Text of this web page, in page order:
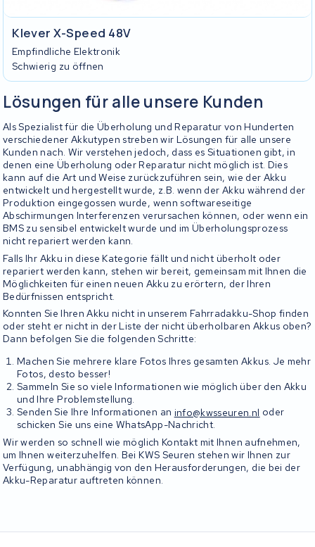
Klever X-Speed 48V
Empfindliche Elektronik
Schwierig zu öffnen
Lösungen für alle unsere Kunden
Als Spezialist für die Überholung und Reparatur von Hunderten
verschiedener Akkutypen streben wir Lösungen für alle unsere
Kunden nach. Wir verstehen jedoch, dass es Situationen gibt, in
denen eine Überholung oder Reparatur nicht möglich ist. Dies
kann auf die Art und Weise zurückzuführen sein, wie der Akku
entwickelt und hergestellt wurde, z.B. wenn der Akku während der
Produktion eingegossen wurde, wenn softwareseitige
Abschirmungen Interferenzen verursachen können, oder wenn ein
BMS zu sensibel entwickelt wurde und im Überholungsprozess
nicht repariert werden kann.
Falls Ihr Akku in diese Kategorie fällt und nicht überholt oder
repariert werden kann, stehen wir bereit, gemeinsam mit Ihnen die
Möglichkeiten für einen neuen Akku zu erörtern, der Ihren
Bedürfnissen entspricht.
Konnten Sie Ihren Akku nicht in unserem Fahrradakku-Shop finden
oder steht er nicht in der Liste der nicht überholbaren Akkus oben?
Dann befolgen Sie die folgenden Schritte:
Machen Sie mehrere klare Fotos Ihres gesamten Akkus. Je mehr
Fotos, desto besser!
Sammeln Sie so viele Informationen wie möglich über den Akku
und Ihre Problemstellung.
Senden Sie Ihre Informationen an info@kwsseuren.nl oder
schicken Sie uns eine WhatsApp-Nachricht.
Wir werden so schnell wie möglich Kontakt mit Ihnen aufnehmen,
um Ihnen weiterzuhelfen. Bei KWS Seuren stehen wir Ihnen zur
Verfügung, unabhängig von den Herausforderungen, die bei der
Akku-Reparatur auftreten können.